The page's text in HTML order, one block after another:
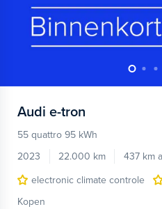
Audi e-tron
55 quattro 95 kWh
2023
22.000 km 437 km
electronic climate controle
Kopen